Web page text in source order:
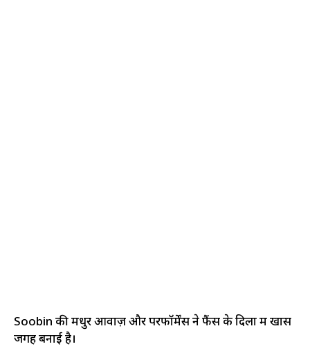
Soobin की मधुर आवाज़ और परफॉर्मेंस ने फैंस के दिलों में खास
जगह बनाई है।